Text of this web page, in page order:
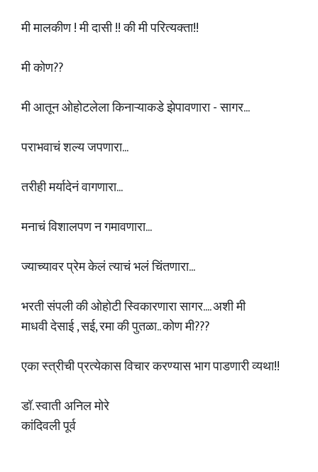
मी मालकीण ! मी दासी !! की मी परित्यक्ता!!
मी कोण??
मी आतून ओहोटलेला किनाऱ्याकडे झेपावणारा - सागर...
पराभवाचं शल्य जपणारा...
तरीही मर्यादेनं वागणारा...
मनाचं विशालपण न गमावणारा...
ज्याच्यावर प्रेम केलं त्याचं भलं चिंतणारा...
भरती संपली की ओहोटी स्विकारणारा सागर.... अशी मी
माधवी देसाई , सई, रमा की पुतळा.. कोण मी???
एका स्त्रीची प्रत्येकास विचार करण्यास भाग पाडणारी व्यथा!!
डॉ. स्वाती अनिल मोरे
कांदिवली पूर्व